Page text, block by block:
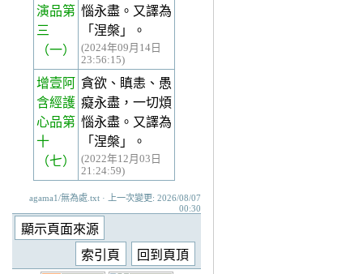
演品第
三
（一）
惱永盡。又譯為
「涅槃」。
(2024年09月14日
23:56:15)
增壹阿
含經護
心品第
十
（七）
貪欲、瞋恚、愚
癡永盡，一切煩
惱永盡。又譯為
「涅槃」。
(2022年12月03日
21:24:59)
agama1/無為處.txt · 上一次變更: 2026/08/07
00:30